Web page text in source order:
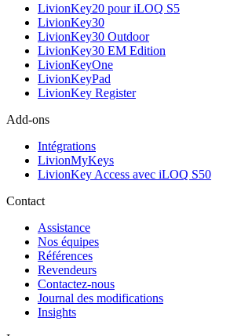
LivionKey20 pour iLOQ S5
LivionKey30
LivionKey30 Outdoor
LivionKey30 EM Edition
LivionKeyOne
LivionKeyPad
LivionKey Register
Add-ons
Intégrations
LivionMyKeys
LivionKey Access avec iLOQ S50
Contact
Assistance
Nos équipes
Références
Revendeurs
Contactez-nous
Journal des modifications
Insights